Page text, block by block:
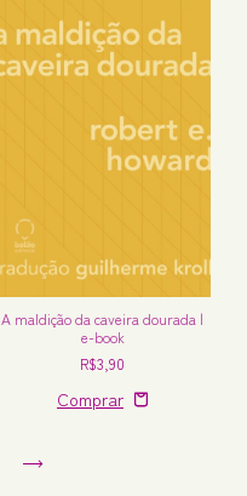
A maldição da caveira dourada |
e-book
R$3,90